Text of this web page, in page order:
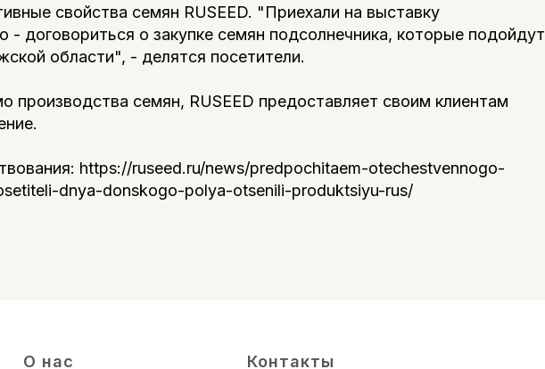
свойства семян RUSEED. "Приехали на выставку
- договориться о закупке семян подсолнечника, которые подойдут
области", - делятся посетители.
производства семян, RUSEED предоставляет своим клиентам
https://ruseed.ru/news/predpochitaem-otechestvennogo-
dnya-donskogo-polya-otsenili-produktsiyu-rus/
О нас Контакты